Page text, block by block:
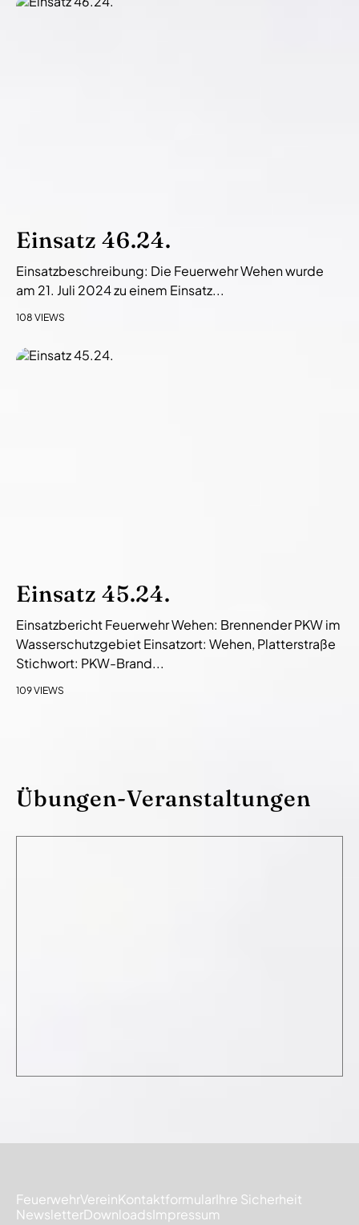
Einsatz 46.24.
Einsatzbeschreibung: Die Feuerwehr Wehen wurde
am 21. Juli 2024 zu einem Einsatz...
108 VIEWS
Einsatz 45.24.
Einsatzbericht Feuerwehr Wehen: Brennender PKW im
Wasserschutzgebiet Einsatzort: Wehen, Platterstraße
Stichwort: PKW-Brand...
109 VIEWS
Übungen-Veranstaltungen
FeuerwehrVereinKontaktformularIhre Sicherheit
NewsletterDownloadsImpressum